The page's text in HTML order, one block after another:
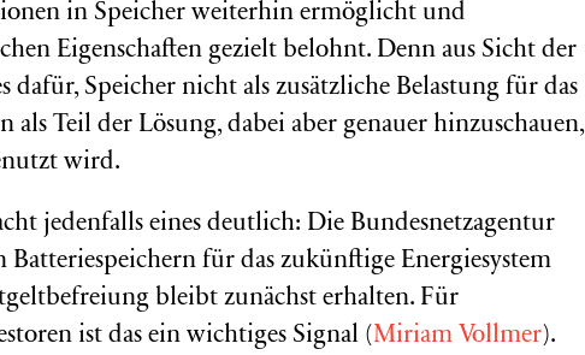
in Speicher weiterhin ermöglicht und
Eigenschaften gezielt belohnt. Denn aus Sicht der
dafür, Speicher nicht als zusätzliche Belastung für das
als Teil der Lösung, dabei aber genauer hinzuschauen,
wird.
jedenfalls eines deutlich: Die Bundesnetzagentur
für das zukünftige Energiesystem
bleibt zunächst erhalten. Für
ist das ein wichtiges Signal (Miriam Vollmer).